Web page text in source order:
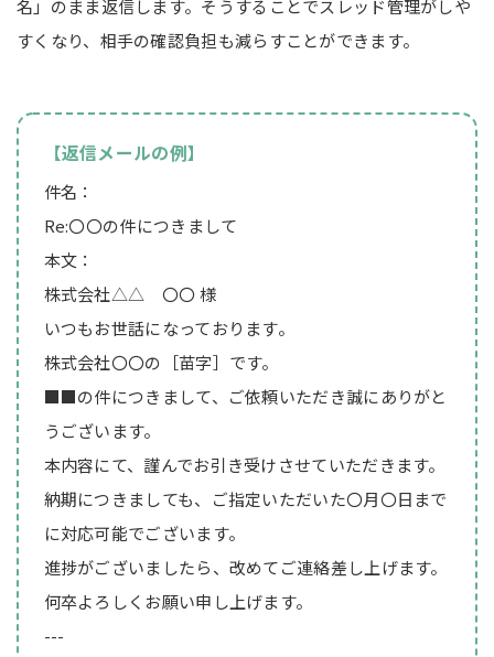
名」のまま返信します。そうすることでスレッド管理がしや
すくなり、相手の確認負担も減らすことができます。
【返信メールの例】
件名：
Re:〇〇の件につきまして
本文：
株式会社△△ 〇〇 様
いつもお世話になっております。
株式会社〇〇の［苗字］です。
■■の件につきまして、ご依頼いただき誠にありがと
うございます。
本内容にて、謹んでお引き受けさせていただきます。
納期につきましても、ご指定いただいた〇月〇日まで
に対応可能でございます。
進捗がございましたら、改めてご連絡差し上げます。
何卒よろしくお願い申し上げます。
---